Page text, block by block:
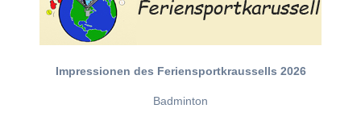
Impressionen des Feriensportkraussells 2026
Badminton